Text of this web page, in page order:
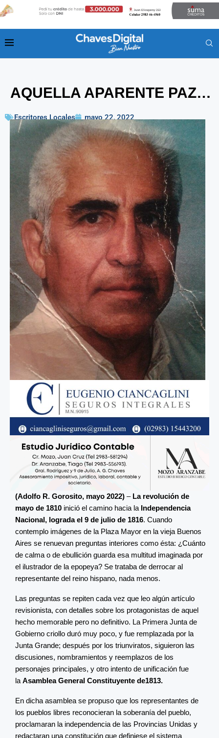
AQUELLA APARENTE PAZ…
Escritores Locales mayo 22, 2022
(Adolfo R. Gorosito, mayo 2022) – La revolución de
mayo de 1810 inició el camino hacia la Independencia
Nacional, lograda el 9 de julio de 1816. Cuando
contemplo imágenes de la Plaza Mayor en la vieja Buenos
Aires se renuevan preguntas interiores como ésta: ¿Cuánto
de calma o de ebullición guarda esa multitud imaginada por
el ilustrador de la epopeya? Se trataba de derrocar al
representante del reino hispano, nada menos.
Las preguntas se repiten cada vez que leo algún artículo
revisionista, con detalles sobre los protagonistas de aquel
hecho memorable pero no definitivo. La Primera Junta de
Gobierno criollo duró muy poco, y fue remplazada por la
Junta Grande; después por los triunviratos, siguieron las
discusiones, nombramientos y reemplazos de los
personajes principales, y otro intento de unificación fue
la Asamblea General Constituyente de1813.
En dicha asamblea se propuso que los representantes de
los pueblos libres reconocieran la soberanía del pueblo,
proclamaran la independencia de las Provincias Unidas y
redactaran una constitución que definiese el sistema